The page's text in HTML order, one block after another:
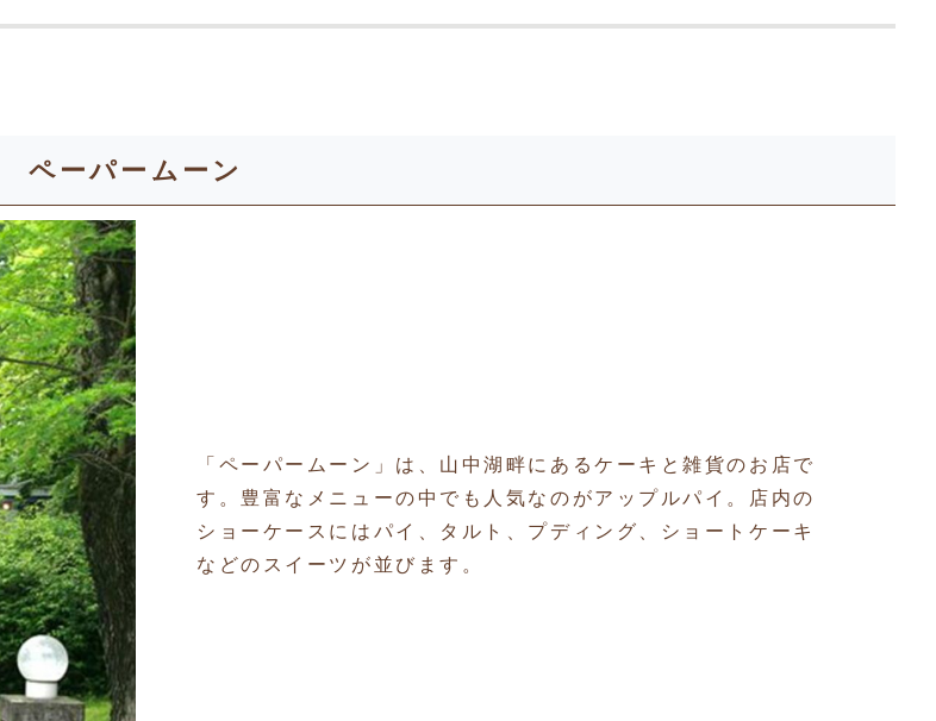
ペーパームーン
「ペーパームーン」は、山中湖畔にあるケーキと雑貨のお店で
す。豊富なメニューの中でも人気なのがアップルパイ。店内の
ショーケースにはパイ、タルト、プディング、ショートケーキ
などのスイーツが並びます。